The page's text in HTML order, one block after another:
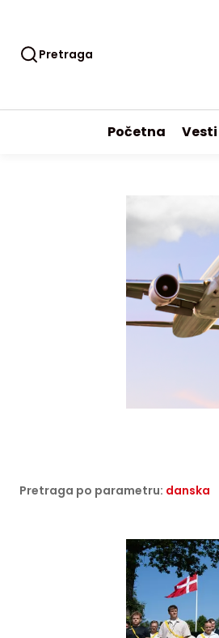
Pretraga
Početna Vesti
Pretraga po parametru: danska